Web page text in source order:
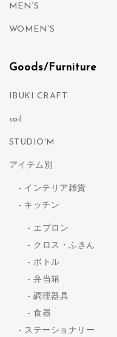
MEN’S
WOMEN'S
Goods/Furniture
IBUKI CRAFT
soil
STUDIO'M
アイテム別
インテリア雑貨
キッチン
エプロン
クロス・ふきん
ボトル
弁当箱
調理器具
食器
ステーショナリー